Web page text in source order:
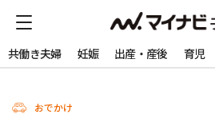
共働き夫婦 妊娠 出産・産後 育児
おでかけ